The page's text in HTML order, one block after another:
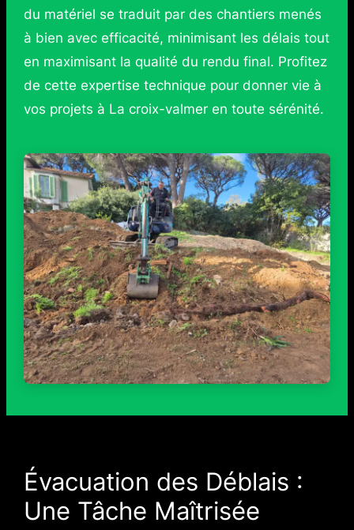
du matériel se traduit par des chantiers menés
à bien avec efficacité, minimisant les délais tout
en maximisant la qualité du rendu final. Profitez
de cette expertise technique pour donner vie à
vos projets à La croix-valmer en toute sérénité.
Évacuation des Déblais :
Une Tâche Maîtrisée